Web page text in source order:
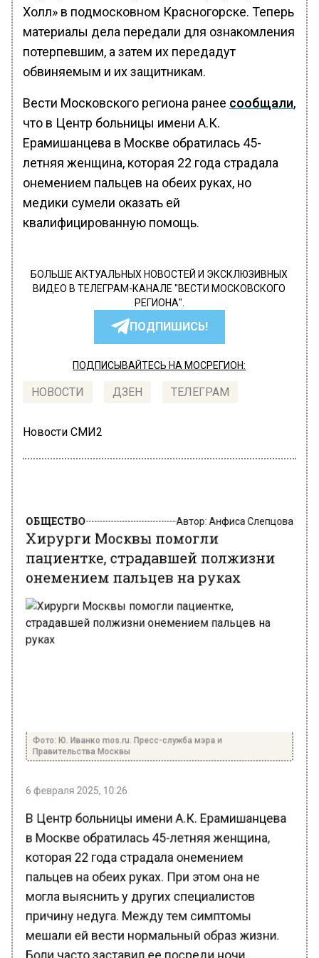
Холл» в подмосковном Красногорске. Теперь
материалы дела передали для ознакомления
потерпевшим, а затем их передадут
обвиняемым и их защитникам.
Вести Московского региона ранее сообщали,
что в Центр больницы имени А.К.
Ерамишанцева в Москве обратилась 45-
летняя женщина, которая 22 года страдала
онемением пальцев на обеих руках, но
медики сумели оказать ей
квалифицированную помощь.
БОЛЬШЕ АКТУАЛЬНЫХ НОВОСТЕЙ И ЭКСКЛЮЗИВНЫХ
ВИДЕО В ТЕЛЕГРАМ-КАНАЛЕ "ВЕСТИ МОСКОВСКОГО
РЕГИОНА".
ПОДПИШИСЬ!
ПОДПИСЫВАЙТЕСЬ НА МОСРЕГИОН:
НОВОСТИ ДЗЕН ТЕЛЕГРАМ
Новости СМИ2
Хирурги Москвы помогли
пациентке, страдавшей полжизни
онемением пальцев на руках
Правительства Москвы
В Центр больницы имени А.К. Ерамишанцева
в Москве обратилась 45-летняя женщина,
которая 22 года страдала онемением
пальцев на обеих руках. При этом она не
могла выяснить у других специалистов
причину недуга. Между тем симптомы
мешали ей вести нормальный образ жизни.
Боли часто заставил ее посреди ночи.